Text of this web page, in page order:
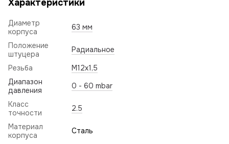
Характеристики
Диаметр
корпуса
63 мм
Положение
штуцера
Радиальное
Резьба
M12x1,5
Диапазон
давления
0 - 60 mbar
Класс
точности
2.5
Материал
корпуса
Сталь